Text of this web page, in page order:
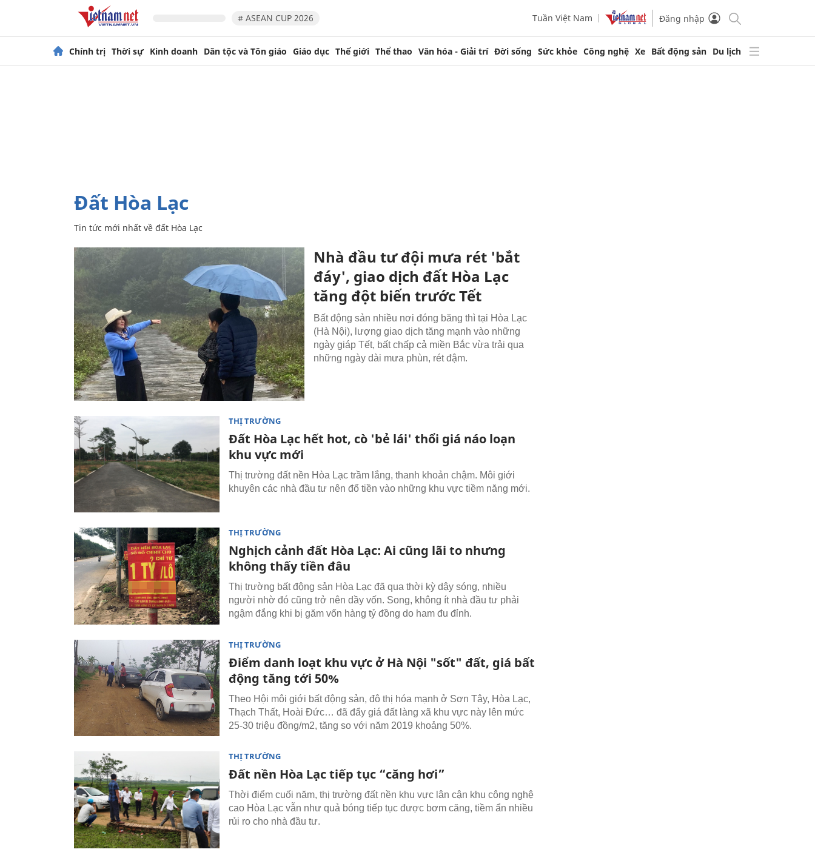
# ASEAN CUP 2026 Tuần Việt Nam Đăng nhập
Chính trị Thời sự Kinh doanh Dân tộc và Tôn giáo Giáo dục Thế giới Thể thao Văn hóa - Giải trí Đời sống Sức khỏe Công nghệ Xe Bất động sản Du lịch
đất Hòa Lạc
Tin tức mới nhất về đất Hòa Lạc
Nhà đầu tư đội mưa rét 'bắt
đáy', giao dịch đất Hòa Lạc
tăng đột biến trước Tết
Bất động sản nhiều nơi đóng băng thì tại Hòa Lạc
(Hà Nội), lượng giao dịch tăng mạnh vào những
ngày giáp Tết, bất chấp cả miền Bắc vừa trải qua
những ngày dài mưa phùn, rét đậm.
THỊ TRƯỜNG
Đất Hòa Lạc hết hot, cò 'bẻ lái' thổi giá náo loạn
khu vực mới
Thị trường đất nền Hòa Lạc trầm lắng, thanh khoản chậm. Môi giới
khuyên các nhà đầu tư nên đổ tiền vào những khu vực tiềm năng mới.
THỊ TRƯỜNG
Nghịch cảnh đất Hòa Lạc: Ai cũng lãi to nhưng
không thấy tiền đâu
Thị trường bất động sản Hòa Lạc đã qua thời kỳ dậy sóng, nhiều
người nhờ đó cũng trở nên dầy vốn. Song, không ít nhà đầu tư phải
ngậm đắng khi bị găm vốn hàng tỷ đồng do ham đu đỉnh.
THỊ TRƯỜNG
Điểm danh loạt khu vực ở Hà Nội "sốt" đất, giá bất
động tăng tới 50%
Theo Hội môi giới bất động sản, đô thị hóa mạnh ở Sơn Tây, Hòa Lạc,
Thạch Thất, Hoài Đức… đã đẩy giá đất làng xã khu vực này lên mức
25-30 triệu đồng/m2, tăng so với năm 2019 khoảng 50%.
THỊ TRƯỜNG
Đất nền Hòa Lạc tiếp tục “căng hơi”
Thời điểm cuối năm, thị trường đất nền khu vực lân cận khu công nghệ
cao Hòa Lạc vẫn như quả bóng tiếp tục được bơm căng, tiềm ẩn nhiều
rủi ro cho nhà đầu tư.